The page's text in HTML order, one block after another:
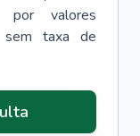
por valores
sem taxa de